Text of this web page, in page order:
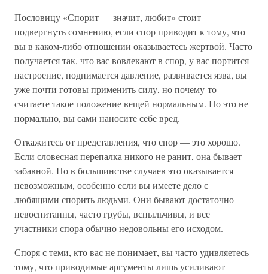
Пословицу «Спорит — значит, любит» стоит
подвергнуть сомнению, если спор приводит к тому, что
вы в каком-либо отношении оказываетесь жертвой. Часто
получается так, что вас вовлекают в спор, у вас портится
настроение, поднимается давление, развивается язва, вы
уже почти готовы применить силу, но почему-то
считаете такое положение вещей нормальным. Но это не
нормально, вы сами наносите себе вред.
Откажитесь от представления, что спор — это хорошо.
Если словесная перепалка никого не ранит, она бывает
забавной. Но в большинстве случаев это оказывается
невозможным, особенно если вы имеете дело с
любящими спорить людьми. Они бывают достаточно
невоспитанны, часто грубы, вспыльчивы, и все
участники спора обычно недовольны его исходом.
Споря с теми, кто вас не понимает, вы часто удивляетесь
тому, что приводимые аргументы лишь усиливают